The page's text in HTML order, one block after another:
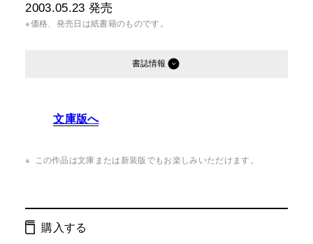
2003.05.23 発売
※価格、発売日は紙書籍のものです。
書誌情報
ISBN： 9784344003477
文庫版へ
この作品は文庫または新装版でもお楽しみいただけます。
購入する